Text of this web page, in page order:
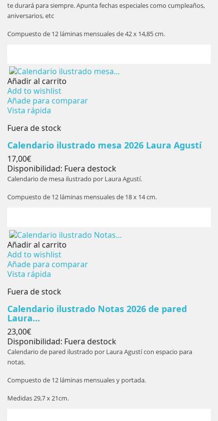
te durará para siempre. Apunta fechas especiales como cumpleaños,
aniversarios, etc
Compuesto de 12 láminas mensuales de 42 x 14,85 cm.
Añadir al carrito
Add to wishlist
Añade para comparar
Vista rápida
Fuera de stock
Calendario ilustrado mesa 2026 Laura Agustí
Precio
17,00€
Disponibilidad: Fuera destock
Calendario de mesa ilustrado por Laura Agustí.
Compuesto de 12 láminas mensuales de 18 x 14 cm.
Añadir al carrito
Add to wishlist
Añade para comparar
Vista rápida
Fuera de stock
Calendario ilustrado Notas 2026 de pared
Laura...
Precio
23,00€
Disponibilidad: Fuera destock
Calendario de pared ilustrado por Laura Agustí con espacio para
notas.
Compuesto de 12 láminas mensuales y portada.
Medidas 29,7 x 21cm.